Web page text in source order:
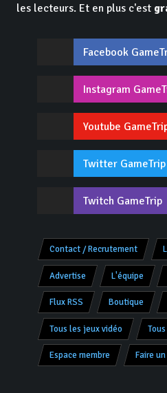
les lecteurs. Et en plus c'est
Facebook
Instagram
Youtube
Twitter GameTrip
Twitch GameTrip
Contact / Recrutement
Advertise L'équipe
Flux RSS Boutique
Tous les jeux vidéo
Espace membre Faire